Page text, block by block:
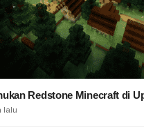
Redstone Minecraft di
lalu